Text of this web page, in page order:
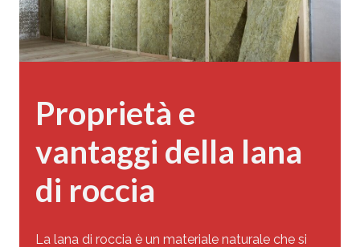
Proprietà e
vantaggi della lana
di roccia
La lana di roccia è un materiale naturale che si